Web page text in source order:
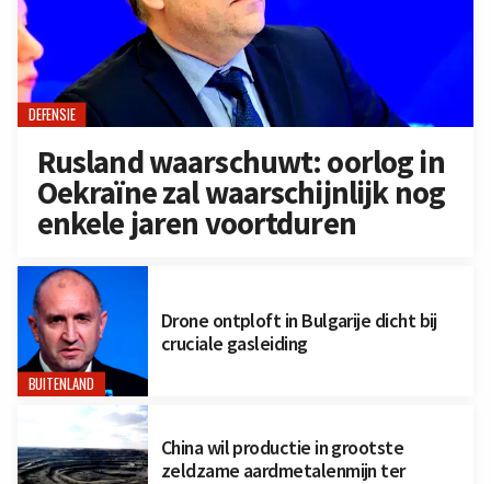
DEFENSIE
Rusland waarschuwt: oorlog in
Oekraïne zal waarschijnlijk nog
enkele jaren voortduren
BUITENLAND
Drone ontploft in Bulgarije dicht bij
cruciale gasleiding
China wil productie in grootste
zeldzame aardmetalenmijn ter